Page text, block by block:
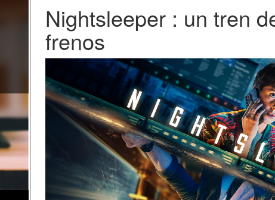
Nightsleeper : un tren
frenos